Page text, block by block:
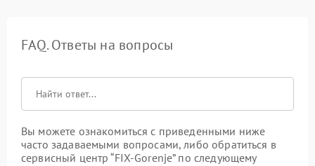
FAQ. Ответы на вопросы
Вы можете ознакомиться с приведенными ниже
часто задаваемыми вопросами, либо обратиться в
сервисный центр “FIX-Gorenje” по следующему